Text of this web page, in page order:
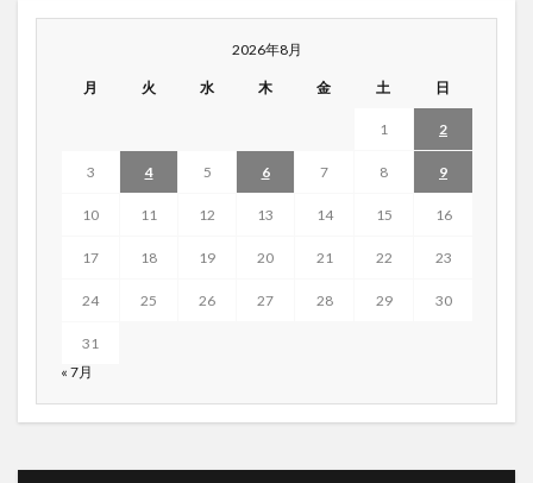
2026年8月
月 火 水 木 金 土 日
1 2
3 4 5 6 7 8 9
10 11 12 13 14 15 16
17 18 19 20 21 22 23
24 25 26 27 28 29 30
31
« 7月